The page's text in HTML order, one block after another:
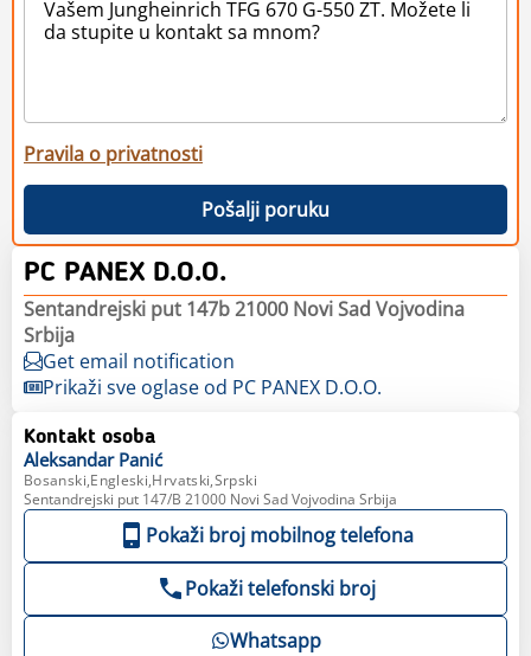
Pravila o privatnosti
Pošalji poruku
PC PANEX D.O.O.
Sentandrejski put 147b 21000 Novi Sad Vojvodina
Srbija
Get email notification
Prikaži sve oglase od PC PANEX D.O.O.
Kontakt osoba
Aleksandar Panić
Bosanski,Engleski,Hrvatski,Srpski
Sentandrejski put 147/B 21000 Novi Sad Vojvodina Srbija
Pokaži broj mobilnog telefona
Pokaži telefonski broj
Whatsapp